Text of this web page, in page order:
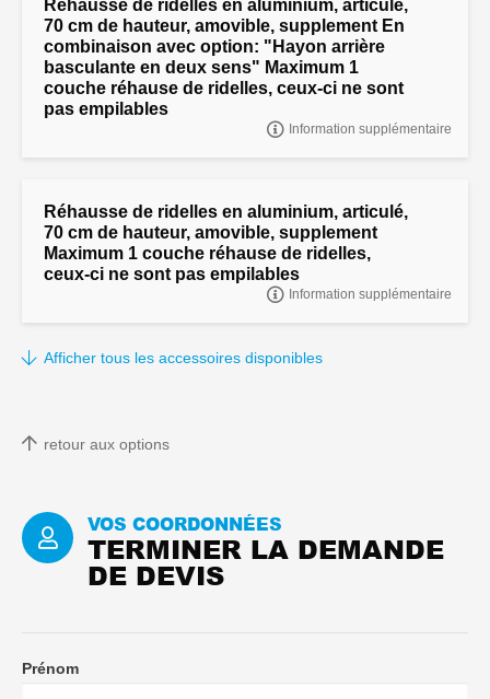
Réhausse de ridelles en aluminium, articulé,
70 cm de hauteur, amovible, supplement En
combinaison avec option: "Hayon arrière
basculante en deux sens" Maximum 1
couche réhause de ridelles, ceux-ci ne sont
pas empilables
Information supplémentaire
Réhausse de ridelles en aluminium, articulé,
70 cm de hauteur, amovible, supplement
Maximum 1 couche réhause de ridelles,
ceux-ci ne sont pas empilables
Information supplémentaire
Afficher tous les accessoires disponibles
retour aux options
TERMINER LA DEMANDE
DE DEVIS
VOS COORDONNÉES
Prénom